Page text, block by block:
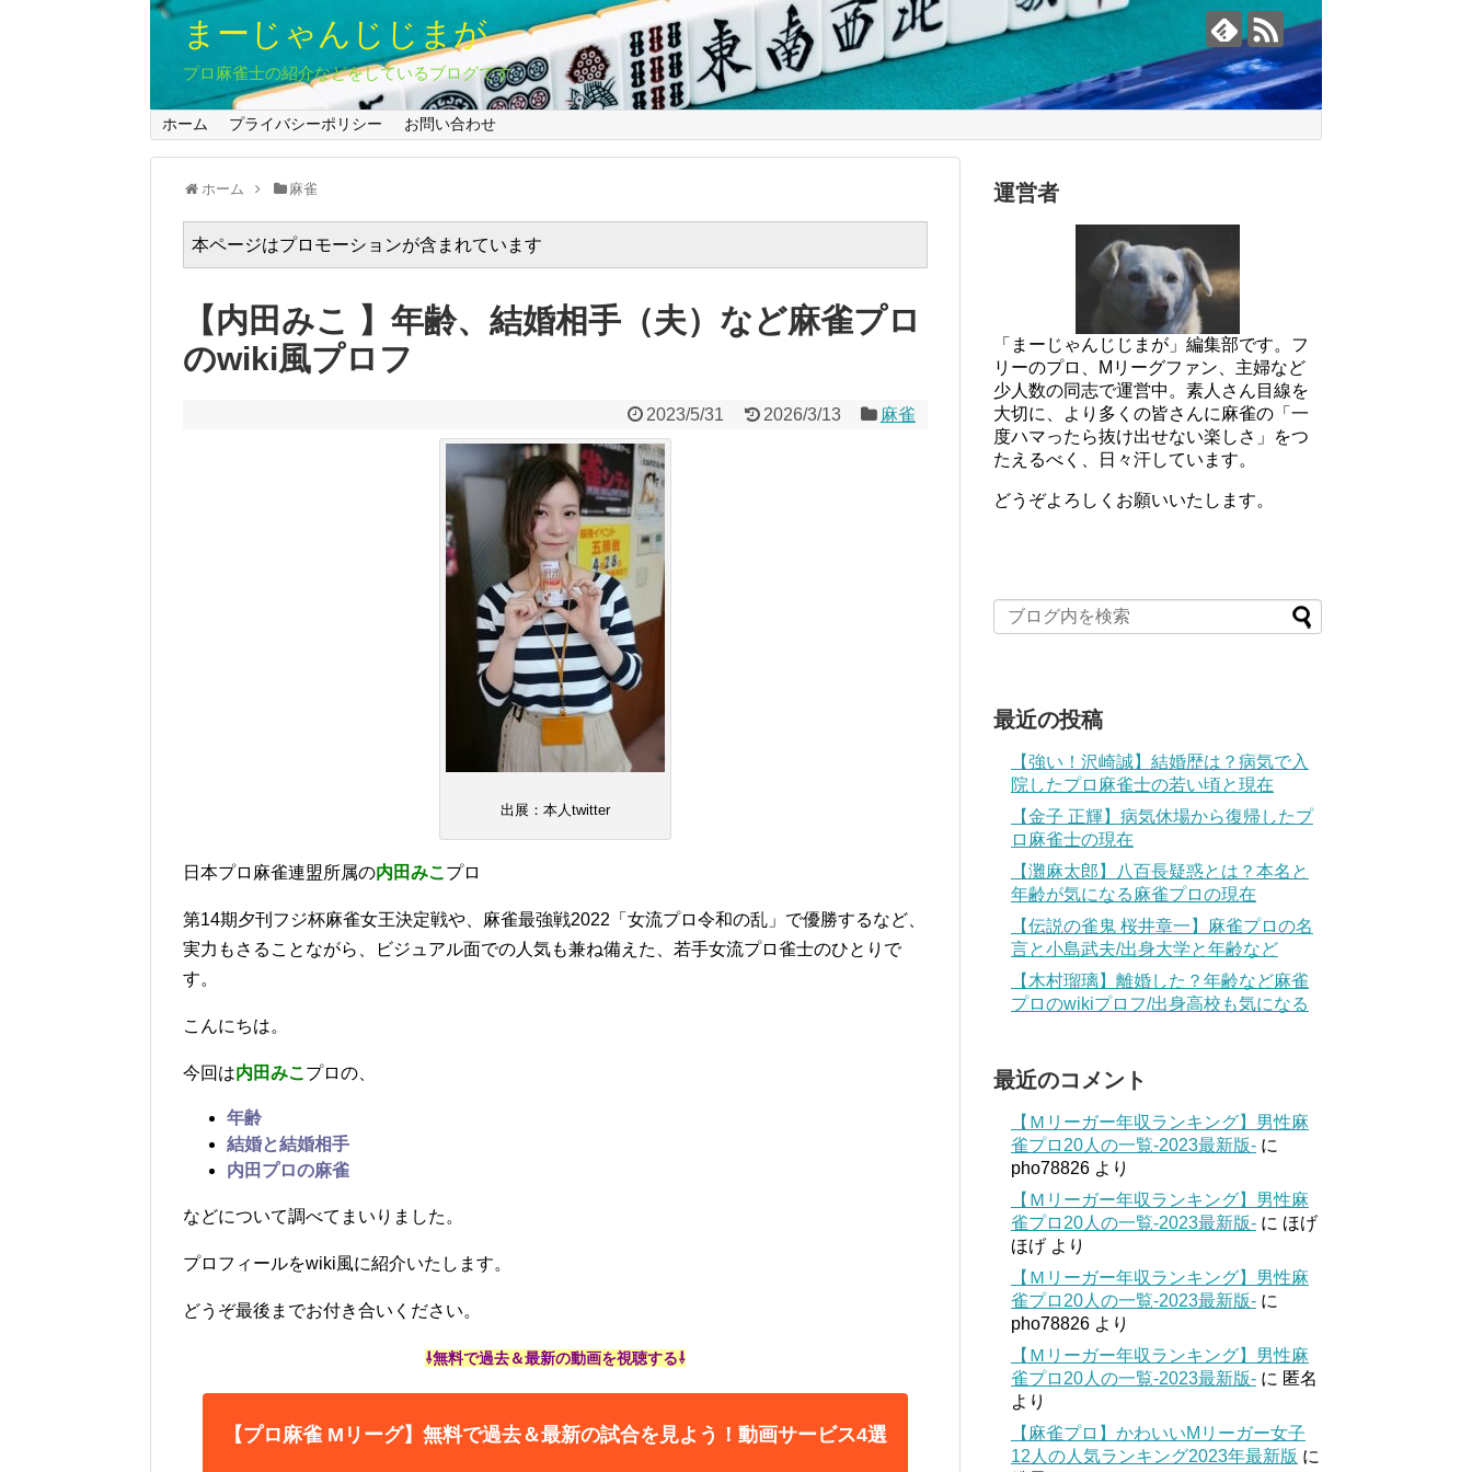
まーじゃんじじまが
プロ麻雀士の紹介などをしているブログです
ホーム プライバシーポリシー お問い合わせ
ホーム 麻雀
本ページはプロモーションが含まれています
【内田みこ 】年齢、結婚相手（夫）など麻雀プロ
のwiki風プロフ
2023/5/31 2026/3/13 麻雀
出展：本人twitter
日本プロ麻雀連盟所属の内田みこ プロ
第14期夕刊フジ杯麻雀女王決定戦や、麻雀最強戦2022「女流プロ令和の乱」で優勝するなど、
実力もさることながら、ビジュアル面での人気も兼ね備えた、若手女流プロ雀士のひとりで
す。
こんにちは。
今回は内田みこ プロの、
年齢
結婚と結婚相手
内田プロの麻雀
などについて調べてまいりました。
プロフィールをwiki風に紹介いたします。
どうぞ最後までお付き合いください。
⇩無料で過去＆最新の動画を視聴する⇩
【プロ麻雀 Mリーグ】無料で過去＆最新の試合を見よう！動画サービス4選
運営者
「まーじゃんじじまが」編集部です。フ
リーのプロ、Mリーグファン、主婦など
少人数の同志で運営中。素人さん目線を
大切に、より多くの皆さんに麻雀の「一
度ハマったら抜け出せない楽しさ」をつ
たえるべく、日々汗しています。
どうぞよろしくお願いいたします。
最近の投稿
【強い！沢崎誠】結婚歴は？病気で入
院したプロ麻雀士の若い頃と現在
【金子 正輝】病気休場から復帰したプ
ロ麻雀士の現在
【灘麻太郎】八百長疑惑とは？本名と
年齢が気になる麻雀プロの現在
【伝説の雀鬼 桜井章一】麻雀プロの名
言と小島武夫/出身大学と年齢など
【木村瑠璃】離婚した？年齢など麻雀
プロのwikiプロフ/出身高校も気になる
最近のコメント
【Ｍリーガー年収ランキング】男性麻
雀プロ20人の一覧-2023最新版- に
pho78826 より
【Ｍリーガー年収ランキング】男性麻
雀プロ20人の一覧-2023最新版- に ほげ
ほげ より
【Ｍリーガー年収ランキング】男性麻
雀プロ20人の一覧-2023最新版- に
pho78826 より
【Ｍリーガー年収ランキング】男性麻
雀プロ20人の一覧-2023最新版- に 匿名
より
【麻雀プロ】かわいいMリーガー女子
12人の人気ランキング2023年最新版 に